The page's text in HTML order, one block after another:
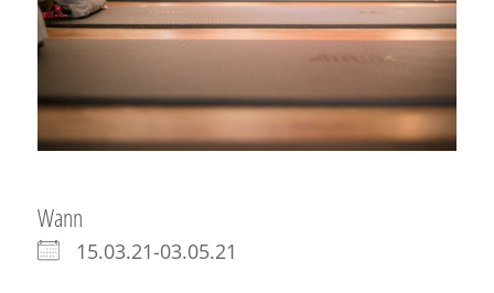
Wann
15.03.21-03.05.21